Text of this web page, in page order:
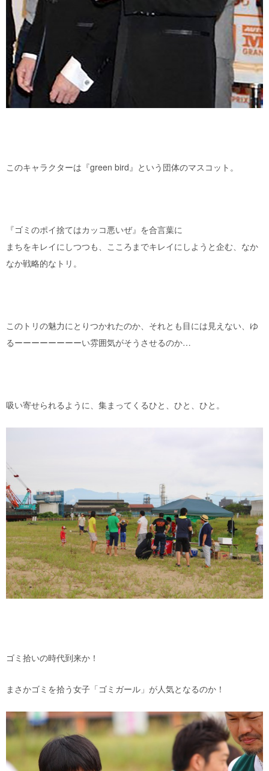
このキャラクターは『green bird』という団体のマスコット。
『ゴミのポイ捨てはカッコ悪いぜ』を合言葉に
まちをキレイにしつつも、こころまでキレイにしようと企む、なか
なか戦略的なトリ。
このトリの魅力にとりつかれたのか、それとも目には見えない、ゆ
るーーーーーーーーい雰囲気がそうさせるのか…
吸い寄せられるように、集まってくるひと、ひと、ひと。
ゴミ拾いの時代到来か！
まさかゴミを拾う女子「ゴミガール」が人気となるのか！